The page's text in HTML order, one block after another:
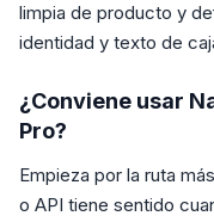
limpia de producto y
identidad y texto de
¿Conviene usar
Pro?
Empieza por la ruta
o API tiene sentido